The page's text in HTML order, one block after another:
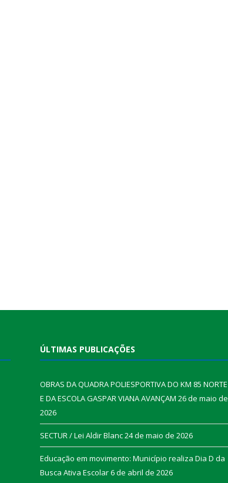
ÚLTIMAS PUBLICAÇÕES
OBRAS DA QUADRA POLIESPORTIVA DO KM 85 NORTE
E DA ESCOLA GASPAR VIANA AVANÇAM 26 de maio de
2026
SECTUR / Lei Aldir Blanc24 de maio de 2026
Educação em movimento: Município realiza Dia D da
Busca Ativa Escolar6 de abril de 2026